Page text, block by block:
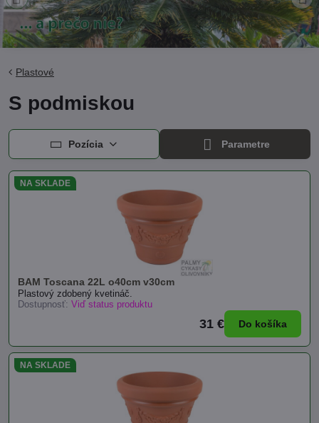
Plastové
S podmiskou
Pozícia Parametre
BAM Toscana 22L o40cm v30cm
NA SKLADE
Plastový zdobený kvetináč.
Dostupnosť: Viď status produktu
31 € Do košíka
NA SKLADE